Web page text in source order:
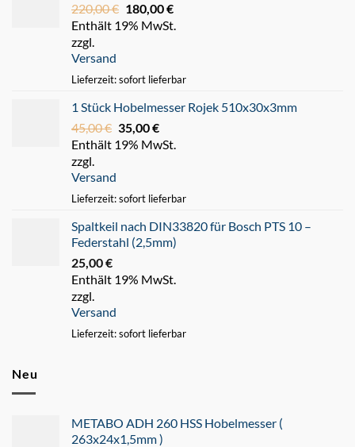
220,00€ Ursprünglicher
Preis
180,00€Aktueller
Preis
Enthält 19% MwSt.
zzgl.
Versand
Lieferzeit: sofort lieferbar
1 Stück Hobelmesser Rojek 510x30x3mm
45,00€ Ursprünglicher
Preis
35,00€Aktueller
Preis
Enthält 19% MwSt.
zzgl.
Versand
Lieferzeit: sofort lieferbar
Spaltkeil nach DIN33820 für Bosch PTS 10 –
Federstahl (2,5mm)
25,00€
Enthält 19% MwSt.
zzgl.
Versand
Lieferzeit: sofort lieferbar
Neu
METABO ADH 260 HSS Hobelmesser (
263x24x1,5mm )